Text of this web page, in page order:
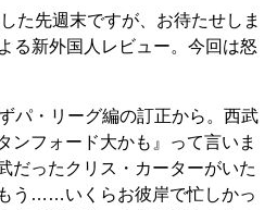
た先週末ですが、お待たせしま
る新外国人レビュー。今回は怒
パ・リーグ編の訂正から。西武
ンフォード大かも』って言いま
だったクリス・カーターがいた
う……いくらお彼岸で忙しかっ